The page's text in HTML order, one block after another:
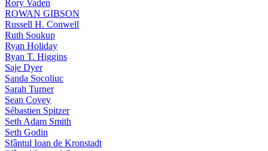
Rory Vaden
ROWAN GIBSON
Russell H. Conwell
Ruth Soukup
Ryan Holiday
Ryan T. Higgins
Saje Dyer
Sanda Socoliuc
Sarah Turner
Sean Covey
Sébastien Spitzer
Seth Adam Smith
Seth Godin
Sfântul Ioan de Kronstadt